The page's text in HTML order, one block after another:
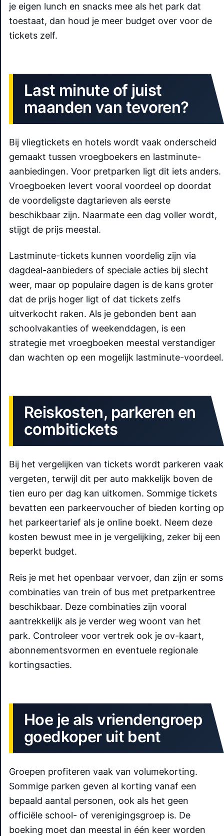
je eigen lunch en snacks mee als het park dat
toestaat, dan houd je meer budget over voor de
tickets zelf.
Last minute of juist
maanden van tevoren?
Bij vliegtickets en hotels wordt vaak onderscheid
gemaakt tussen vroegboekers en lastminute-
aanbiedingen. Voor pretparken ligt dit iets anders.
Vroegboeken levert vooral voordeel op doordat
de voordeligste dagtarieven als eerste
beschikbaar zijn. Naarmate een dag voller wordt,
stijgt de prijs meestal.
Lastminute-tickets kunnen voordelig zijn via
dagdeal-aanbieders of speciale acties bij slecht
weer, maar op populaire dagen is de kans groter
dat de prijs hoger ligt of dat tickets zelfs
uitverkocht raken. Als je gebonden bent aan
schoolvakanties of weekenddagen, is een
strategie met vroegboeken meestal verstandiger
dan wachten op een mogelijk lastminute-voordeel.
Reiskosten, parkeren en
combitickets
Bij het vergelijken van tickets wordt parkeren vaak
vergeten, terwijl dit per auto makkelijk boven de
tien euro per dag kan uitkomen. Sommige tickets
bevatten een parkeervoucher of bieden korting op
het parkeertarief als je online boekt. Neem deze
kosten bewust mee in je vergelijking, zeker bij een
beperkt budget.
Reis je met het openbaar vervoer, dan zijn er soms
combinaties van trein of bus met pretparkentree
beschikbaar. Deze combinaties zijn vooral
aantrekkelijk als je verder weg woont van het
park. Controleer voor vertrek ook je ov-kaart,
abonnementsvormen en eventuele regionale
kortingsacties.
Hoe je als vriendengroep
goedkoper uit bent
Groepen profiteren vaak van volumekorting.
Sommige parken geven al korting vanaf een
bepaald aantal personen, ook als het geen
officiële school- of verenigingsgroep is. De
boeking moet dan meestal in één keer worden